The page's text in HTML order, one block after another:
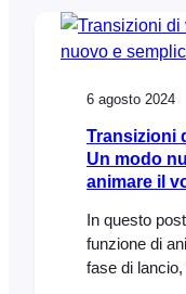
we’ll explore
FooEvents
6 agosto 2024
Transizioni
Un modo
animare il
In questo
funzione di
fase di